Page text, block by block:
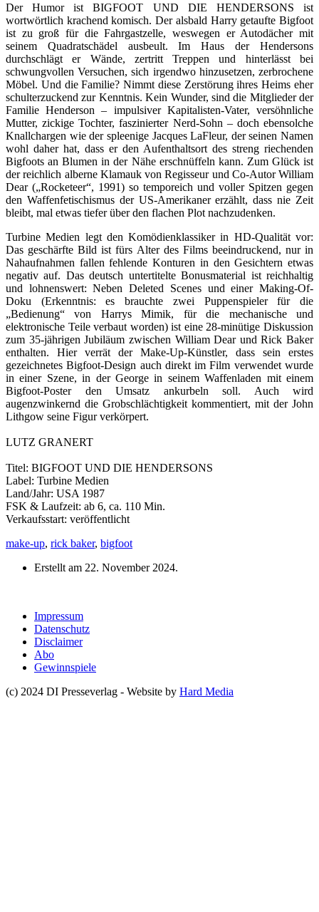
Der Humor ist BIGFOOT UND DIE HENDERSONS ist
wortwörtlich krachend komisch. Der alsbald Harry getaufte Bigfoot
ist zu groß für die Fahrgastzelle, weswegen er Autodächer mit
seinem Quadratschädel ausbeult. Im Haus der Hendersons
durchschlägt er Wände, zertritt Treppen und hinterlässt bei
schwungvollen Versuchen, sich irgendwo hinzusetzen, zerbrochene
Möbel. Und die Familie? Nimmt diese Zerstörung ihres Heims eher
schulterzuckend zur Kenntnis. Kein Wunder, sind die Mitglieder der
Familie Henderson – impulsiver Kapitalisten-Vater, versöhnliche
Mutter, zickige Tochter, faszinierter Nerd-Sohn – doch ebensolche
Knallchargen wie der spleenige Jacques LaFleur, der seinen Namen
wohl daher hat, dass er den Aufenthaltsort des streng riechenden
Bigfoots an Blumen in der Nähe erschnüffeln kann. Zum Glück ist
der reichlich alberne Klamauk von Regisseur und Co-Autor William
Dear („Rocketeer“, 1991) so temporeich und voller Spitzen gegen
den Waffenfetischismus der US-Amerikaner erzählt, dass nie Zeit
bleibt, mal etwas tiefer über den flachen Plot nachzudenken.
Turbine Medien legt den Komödienklassiker in HD-Qualität vor:
Das geschärfte Bild ist fürs Alter des Films beeindruckend, nur in
Nahaufnahmen fallen fehlende Konturen in den Gesichtern etwas
negativ auf. Das deutsch untertitelte Bonusmaterial ist reichhaltig
und lohnenswert: Neben Deleted Scenes und einer Making-Of-
Doku (Erkenntnis: es brauchte zwei Puppenspieler für die
„Bedienung“ von Harrys Mimik, für die mechanische und
elektronische Teile verbaut worden) ist eine 28-minütige Diskussion
zum 35-jährigen Jubiläum zwischen William Dear und Rick Baker
enthalten. Hier verrät der Make-Up-Künstler, dass sein erstes
gezeichnetes Bigfoot-Design auch direkt im Film verwendet wurde
in einer Szene, in der George in seinem Waffenladen mit einem
Bigfoot-Poster den Umsatz ankurbeln soll. Auch wird
augenzwinkernd die Grobschlächtigkeit kommentiert, mit der John
Lithgow seine Figur verkörpert.
LUTZ GRANERT
Titel: BIGFOOT UND DIE HENDERSONS
Label: Turbine Medien
Land/Jahr: USA 1987
FSK & Laufzeit: ab 6, ca. 110 Min.
Verkaufsstart: veröffentlicht
make-up, rick baker, bigfoot
Erstellt am 22. November 2024.
Impressum
Datenschutz
Disclaimer
Abo
Gewinnspiele
(c) 2024 DI Presseverlag - Website by Hard Media